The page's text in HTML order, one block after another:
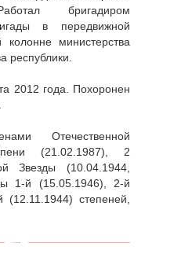
бригадиром
в передвижной
колонне министерства
республики.
2012 года. Похоронен
Отечественной
(21.02.1987), 2
Звезды (10.04.1944,
1-й (15.05.1946), 2-й
степеней,